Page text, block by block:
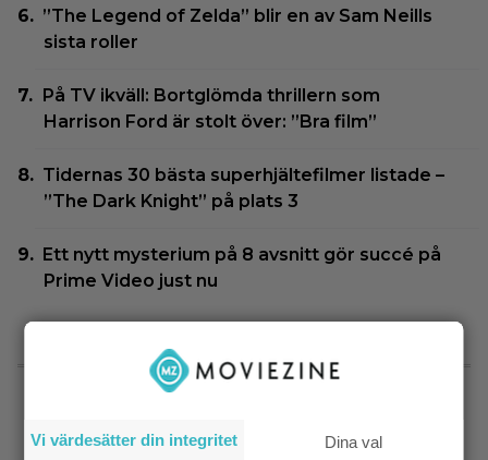
”The Legend of Zelda” blir en av Sam Neills
sista roller
På TV ikväll: Bortglömda thrillern som
Harrison Ford är stolt över: ”Bra film”
Tidernas 30 bästa superhjältefilmer listade –
”The Dark Knight” på plats 3
Ett nytt mysterium på 8 avsnitt gör succé på
Prime Video just nu
SENASTE NYTT
om filmåret 2001?
Vi värdesätter din integritet Dina val